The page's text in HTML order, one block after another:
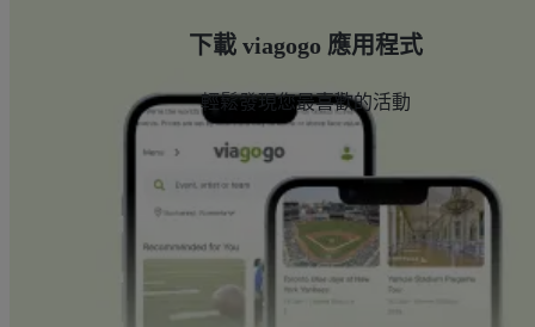
下載 viagogo 應用程式
輕鬆發現您最喜歡的活動